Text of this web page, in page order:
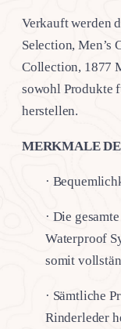
Verkauft werden
Selection, Men’s
Collection, 1877
sowohl Produkte
herstellen.
MERKMALE
·
· Die
Waterproof
somit
· Sämtliche
Rinderleder